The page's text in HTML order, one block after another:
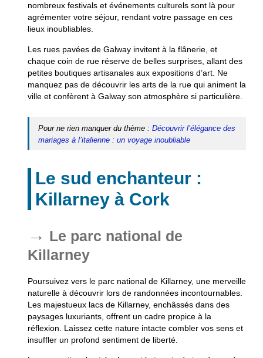
nombreux festivals et événements culturels sont là pour
agrémenter votre séjour, rendant votre passage en ces
lieux inoubliables.
Les rues pavées de Galway invitent à la flânerie, et
chaque coin de rue réserve de belles surprises, allant des
petites boutiques artisanales aux expositions d’art. Ne
manquez pas de découvrir les arts de la rue qui animent la
ville et confèrent à Galway son atmosphère si particulière.
Pour ne rien manquer du thème : Découvrir l’élégance des
mariages à l’italienne : un voyage inoubliable
Le sud enchanteur :
Killarney à Cork
Le parc national de
Killarney
Poursuivez vers le parc national de Killarney, une merveille
naturelleà découvrir lors de randonnées incontournables.
Les majestueux lacs de Killarney, enchâssés dans des
paysages luxuriants, offrent un cadre propice à la
réflexion. Laissez cette nature intacte combler vos sens et
insuffler un profond sentiment de liberté.